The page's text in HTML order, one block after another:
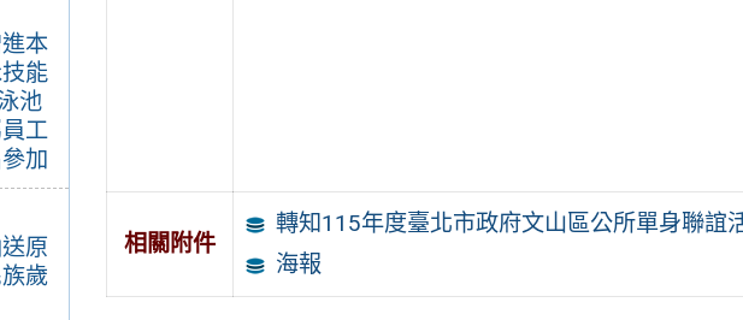
本
能
池
工
加
原
歲
相關附件
轉知115年度臺北市政府文山區公所單身聯誼
海報